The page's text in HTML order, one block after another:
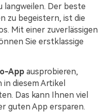
langweilen. Der beste
zu begeistern, ist die
Mit einer zuverlässigen
Sie erstklassige
App ausprobieren,
diesem Artikel
Das kann Ihnen viel
guten App ersparen.